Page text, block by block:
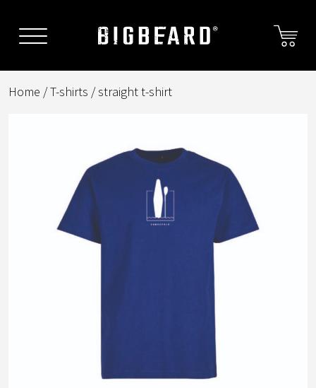
content
Home /T-shirts / straight t-shirt